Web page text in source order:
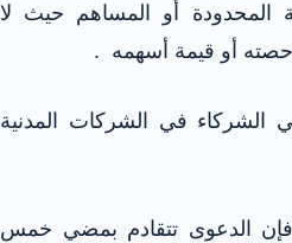
المحدودة أو المساهم حيث لا
حصته أو قيمة أسهمه .
الشركاء في الشركات المدنية
فإن الدعوى تتقادم بمضي خمس